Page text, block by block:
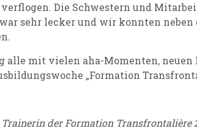
Die Schwestern und
sehr lecker und wir konnten
alle mit vielen aha-Momenten,
„Formation
der Formation Transfrontalière